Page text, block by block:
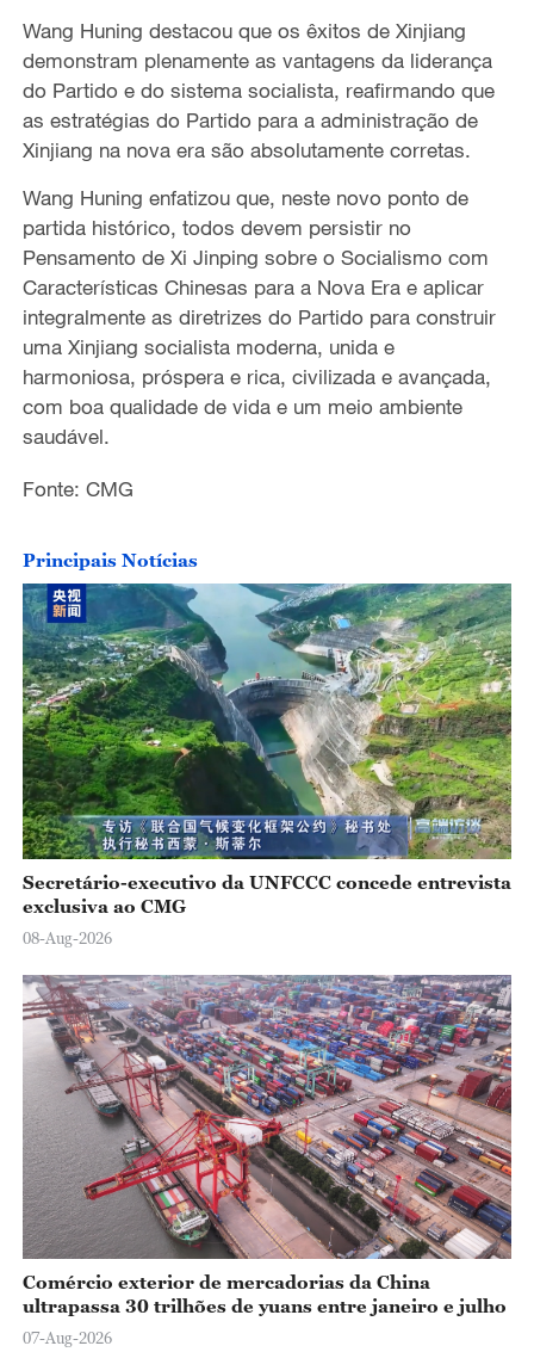
Wang Huning destacou que os êxitos de Xinjiang
demonstram plenamente as vantagens da liderança
do Partido e do sistema socialista, reafirmando que
as estratégias do Partido para a administração de
Xinjiang na nova era são absolutamentecorretas.
Wang Huning enfatizou que, neste novo ponto de
partida histórico, todos devem persistir no
Pensamento de Xi Jinping sobre o Socialismo com
Características Chinesas para a Nova Era e aplicar
integralmente as diretrizes do Partido para construir
umaXinjiang socialista moderna, unidae
harmoniosa, prósperae rica, civilizadae avançada,
com boa qualidade de vida e um meio ambiente
saudável.
Fonte: CMG
Principais Notícias
Secretário-executivo da UNFCCC concede entrevista
exclusiva ao CMG
08-Aug-2026
Comércio exterior de mercadorias da China
ultrapassa 30 trilhões de yuans entre janeiro e julho
07-Aug-2026